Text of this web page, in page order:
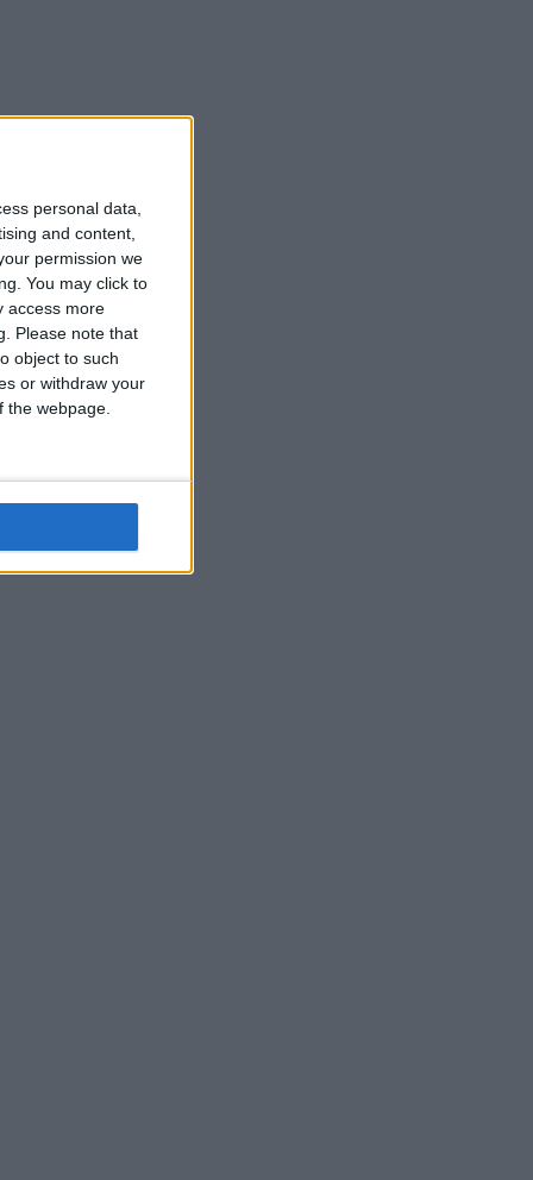
personal data,
and content,
permission we
You may click to
access more
Please note that
object to such
or withdraw your
webpage.